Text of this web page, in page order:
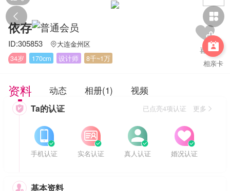
 

相亲卡
依存
ID:305853 大连金州区
34岁
170cm 设计师 8千~1万
资料 动态 相册(1) 视频
 Ta的认证 已点亮4项认证 更多


手机认证


实名认证


真人认证


婚况认证
 基本资料